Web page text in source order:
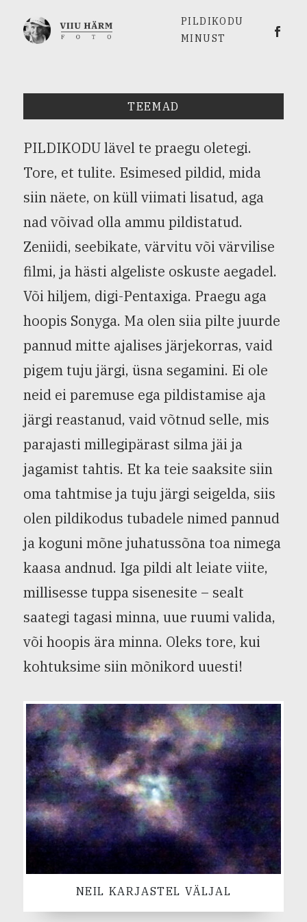
PILDIKODU
MINUST
Viiu
TEEMAD
PILDIKODU lävel te praegu oletegi.
Tore, et tulite. Esimesed pildid, mida
siin näete, on küll viimati lisatud, aga
nad võivad olla ammu pildistatud.
Zeniidi, seebikate, värvitu või värvilise
filmi, ja hästi algeliste oskuste aegadel.
Või hiljem, digi-Pentaxiga. Praegu aga
hoopis Sonyga. Ma olen siia pilte juurde
pannud mitte ajalises järjekorras, vaid
pigem tuju järgi, üsna segamini. Ei ole
neid ei paremuse ega pildistamise aja
järgi reastanud, vaid võtnud selle, mis
parajasti millegipärast silma jäi ja
jagamist tahtis. Et ka teie saaksite siin
oma tahtmise ja tuju järgi seigelda, siis
olen pildikodus tubadele nimed pannud
ja koguni mõne juhatussõna toa nimega
kaasa andnud. Iga pildi alt leiate viite,
millisesse tuppa sisenesite – sealt
saategi tagasi minna, uue ruumi valida,
või hoopis ära minna. Oleks tore, kui
kohtuksime siin mõnikord uuesti!
NEIL KARJASTEL VÄLJAL